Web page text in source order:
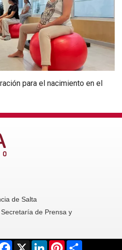
para el nacimiento en el
de Salta
de Prensa y
Facebook
X LinkedInPinterest